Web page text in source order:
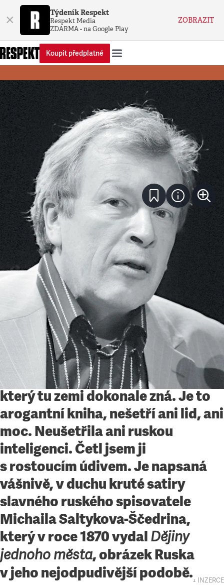
× Týdeník Respekt
Respekt Media
ZDARMA - na Google Play
ZOBRAZIT
Koupit předplatné
Eseje 9. 12. 2012
Sebevražedný román
Spisovatel, jenž napsal krutou obžalobu Ruska,
lidu i moci, se skrývá za pseudonymem, ale jde
patrně o Surkova, hlavního Putinova ideologa
Viktor Jerofejev
Tuto nemilosrdnou knihu
o současném Rusku napsal člověk,
který tu zemi dokonale zná. Je to
arogantní kniha, nešetří ani lid, ani
moc. Neušetřila ani ruskou
inteligenci. Četl jsem ji
s rostoucím údivem. Je napsaná
vášnivě, v duchu kruté satiry
slavného ruského spisovatele
Michaila Saltykova-Ščedrina,
který v roce 1870 vydal Dějiny
jednoho města, obrázek Ruska
v jeho nejodpudivější podobě.↓ INZERCE